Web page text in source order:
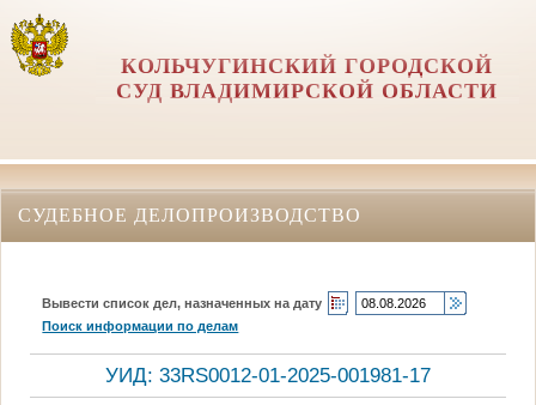
КОЛЬЧУГИНСКИЙ ГОРОДСКОЙ
СУД ВЛАДИМИРСКОЙ ОБЛАСТИ
СУДЕБНОЕ ДЕЛОПРОИЗВОДСТВО
Вывести список дел, назначенных на дату
Поиск информации по делам
УИД: 33RS0012-01-2025-001981-17